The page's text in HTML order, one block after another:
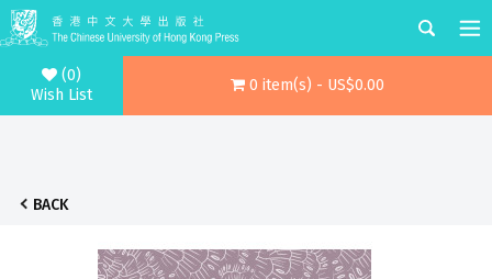
(0)
Wish List
0 item(s) - US$0.00
BACK